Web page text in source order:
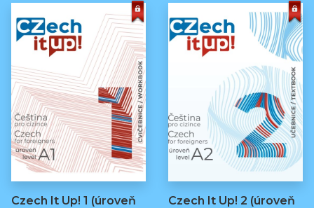
Czech It Up! 1 (úroveň
Czech It Up! 2 (úroveň